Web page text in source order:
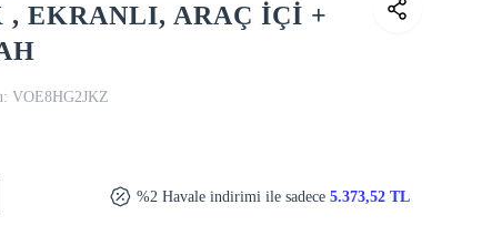
, EKRANLI, ARAÇ İÇİ +
VOE8HG2JKZ
%2 Havale indirimi ile sadece 5.373,52 TL